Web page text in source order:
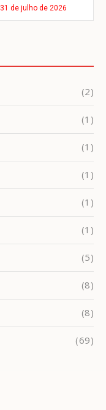
31 de julho de 2026
(2)
(1)
(1)
(1)
(1)
(1)
(5)
(8)
(8)
(69)